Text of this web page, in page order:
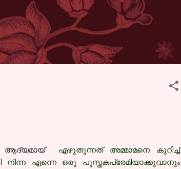
ആദ്യമായ്
എഴുതുന്നത്‌ അമ്മാമനെ കുറിച്ച്
നിന്ന എന്നെ ഒരു പുസ്തകപ്രേമിയാക്കുവാനും